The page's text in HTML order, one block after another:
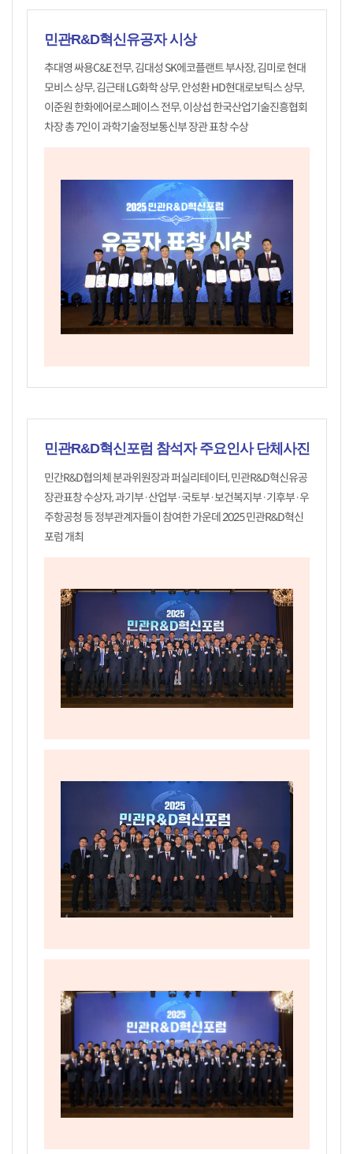
민관R&D혁신유공자 시상
추대영 싸용C&E 전무, 김대성 SK에코플랜트 부사장, 김미로 현대
모비스 상무, 김근태 LG화학 상무, 안성환 HD현대로보틱스 상무,
이준원 한화에어로스페이스 전무, 이상섭 한국산업기술진흥협회
차장 총 7인이 과학기술정보통신부 장관 표창 수상
민관R&D혁신포럼 참석자 주요인사 단체사진
민간R&D협의체 분과위원장과 퍼실리테이터, 민관R&D혁신유공
장관표창 수상자, 과기부·산업부·국토부·보건복지부·기후부·우
주항공청 등 정부관계자들이 참여한 가운데 2025 민관R&D혁신
포럼 개최